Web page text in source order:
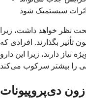
سیستمیک شود
نظر خواهد داشت، زیرا
تأثیر بگذارند. افرادی که
نیاز دارند، زیرا این دارو
دی‌پروپیونات